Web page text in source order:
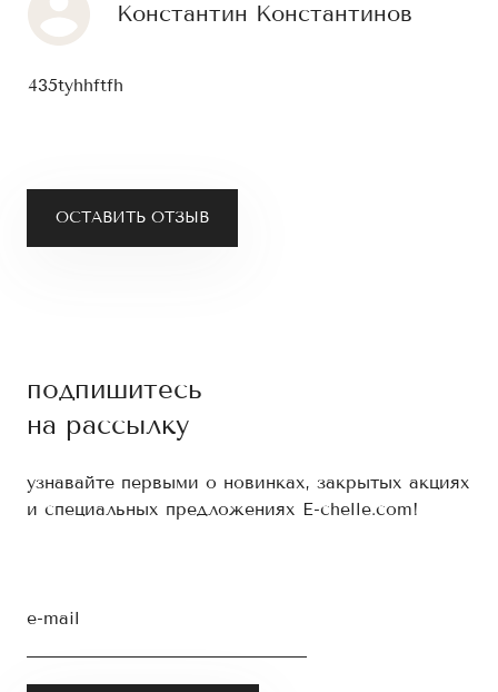
ОСТАВИТЬ ОТЗЫВ
Константин Константинов
435tyhhftfh
подпишитесь
на рассылку
узнавайте первыми о новинках, закрытых акциях
и специальных предложениях E-chelle.com!
e-mail